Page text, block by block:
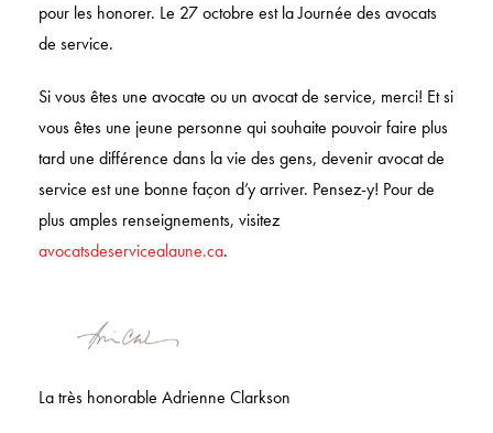
pour les honorer. Le 27 octobre est la Journée des avocats
de service.
Si vous êtes une avocate ou un avocat de service, merci! Et si
vous êtes une jeune personne qui souhaite pouvoir faire plus
tard une différence dans la vie des gens, devenir avocat de
service est une bonne façon d’y arriver. Pensez-y! Pour de
plus amples renseignements, visitez
avocatsdeservicealaune.ca.
La très honorable Adrienne Clarkson